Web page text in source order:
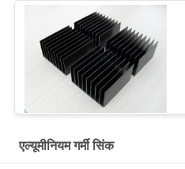
एल्यूमीनियम गर्मी सिंक